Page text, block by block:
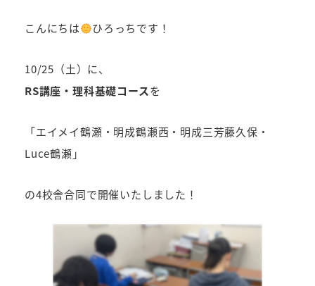
こんにちは ひろっちです！
10/25（土）に、
RS講座・理科基礎コースを
「エイメイ鶴瀬・明成鶴瀬西・明成三芳藤久保・
Luce鶴瀬」
の4校舎合同で開催いたしました！